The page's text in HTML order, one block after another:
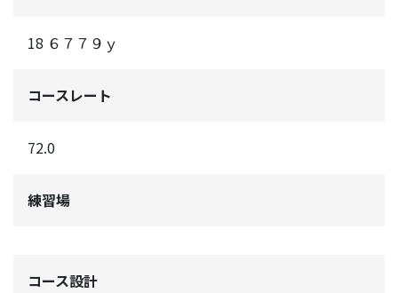
18 ６７７９ｙ
コースレート
72.0
練習場
コース設計